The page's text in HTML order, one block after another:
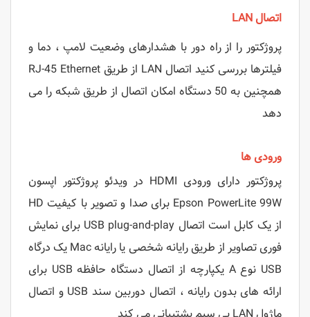
اتصال LAN
پروژکتور را از راه دور با هشدارهای وضعیت لامپ ، دما و
فیلترها بررسی کنید اتصال LAN از طریق RJ-45 Ethernet
همچنین به 50 دستگاه امکان اتصال از طریق شبکه را می
دهد
ورودی ها
پروژکتور دارای ورودی HDMI در ویدئو پروژکتور اپسون
Epson PowerLite 99W برای صدا و تصویر با کیفیت HD
از یک کابل است اتصال USB plug-and-play برای نمایش
فوری تصاویر از طریق رایانه شخصی یا رایانه Mac یک درگاه
USB نوع A یکپارچه از اتصال دستگاه حافظه USB برای
ارائه های بدون رایانه ، اتصال دوربین سند USB و اتصال